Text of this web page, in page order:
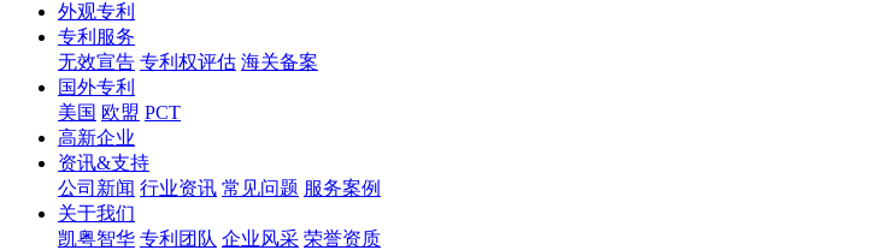
外观专利
专利服务
无效宣告 专利权评估 海关备案
国外专利
美国 欧盟 PCT
高新企业
资讯&支持
公司新闻 行业资讯 常见问题 服务案例
关于我们
凯粤智华 专利团队 企业风采 荣誉资质